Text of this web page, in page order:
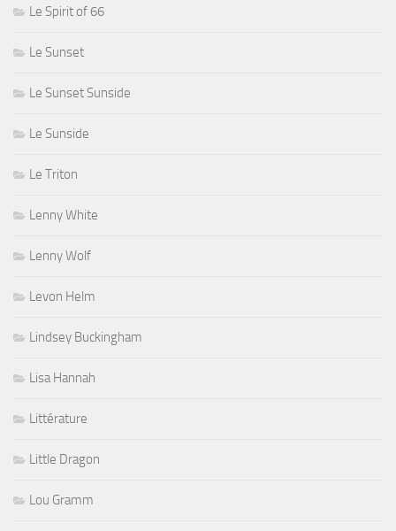
Le Spirit of 66
Le Sunset
Le Sunset Sunside
Le Sunside
Le Triton
Lenny White
Lenny Wolf
Levon Helm
Lindsey Buckingham
Lisa Hannah
Littérature
Little Dragon
Lou Gramm